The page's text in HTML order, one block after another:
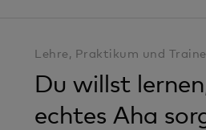
Lehre, Praktikum und
Du willst
echtes Aha